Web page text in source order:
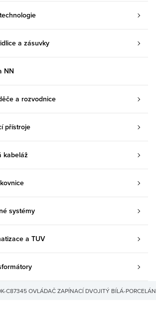
a zásuvky
NN
a rozvodnice
přístroje
kabeláž
systémy
a TUV
C87345 OVLÁDAČ ZAPÍNACÍ DVOJITÝ BÍLÁ-PORCELÁN